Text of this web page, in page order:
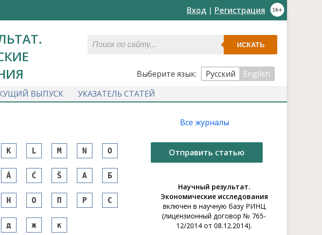
Вход | Регистрация
ИСКАТЬ
Выберите язык: Русский
English
ВЫПУСК УКАЗАТЕЛЬ СТАТЕЙ
K L M N O
Á Ć Š А Б
Н О П Р С
д ж к
Все журналы
Отправить статью
Научный результат.
Экономические исследования
включен в научную базу РИНЦ
(лицензионный договор № 765-
12/2014 от 08.12.2014).